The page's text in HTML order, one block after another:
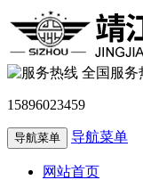
全国服务
15896023459
导航菜单 导航菜单
网站首页